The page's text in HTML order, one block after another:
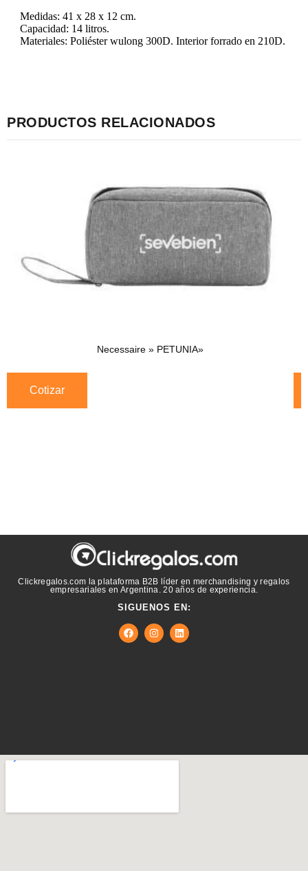
Medidas: 41 x 28 x 12 cm.
Capacidad: 14 litros.
Materiales: Poliéster wulong 300D. Interior forrado en 210D.
PRODUCTOS RELACIONADOS
Necessaire » PETUNIA»
Cotizar
Clickregalos.com la plataforma B2B líder en merchandising y regalos
empresariales en Argentina. 20 años de experiencia.
SIGUENOS EN: